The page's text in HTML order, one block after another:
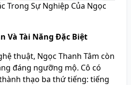
Trong Sự Nghiệp Của Ngọc
Và Tài Năng Đặc Biệt
thuật, Ngọc Thanh Tâm còn
đáng ngưỡng mộ. Cô có
thạo ba thứ tiếng: tiếng